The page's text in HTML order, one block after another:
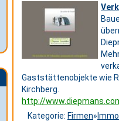
Gaststättenobjekte wie
Kirchberg.
http://
Kategorie: Firmen»